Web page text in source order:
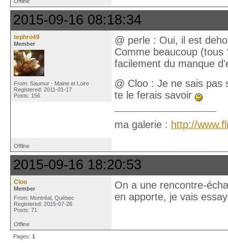
2015-09-16 08:18:34
tephro49
Member
From: Saumur - Maine et Loire
Registered: 2011-01-17
Posts: 156
@ perle : Oui, il est
Comme beaucoup
facilement du manque
@ Cloo : Je ne sais pas
te le ferais savoir
ma galerie : http://
Offline
2015-09-16 18:20:53
Cloo
Member
From: Montréal, Québec
Registered: 2015-07-26
Posts: 71
On a une rencontre-
en apporte, je vais
Offline
Pages: 1